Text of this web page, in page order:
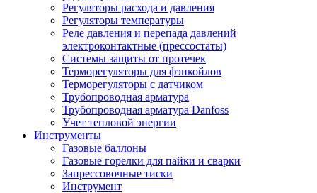
Регуляторы расхода и давления
Регуляторы температуры
Реле давления и перепада давлений
электроконтактные (прессостаты)
Системы защиты от протечек
Терморегуляторы для фэнкойлов
Терморегуляторы с датчиком
Трубопроводная арматура
Трубопроводная арматура Danfoss
Учет тепловой энергии
Инструменты
Газовые баллоны
Газовые горелки для пайки и сварки
Запрессовочные тиски
Инструмент